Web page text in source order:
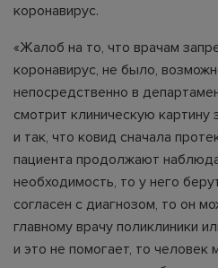
коронавирус.
«Жалоб на то, что врачам
коронавирус, не было,
непосредственно в
смотрит клиническую
и так, что ковид сначала
пациента продолжают
необходимость, то у него
согласен с диагнозом, то он
главному врачу поликлиники
и это не помогает, то